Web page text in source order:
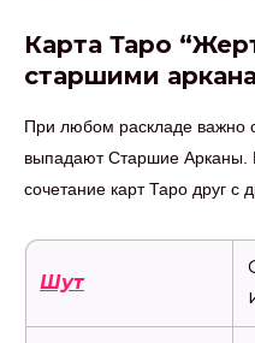
Карта Таро
старшими
При любом раскладе важно
выпадают Старшие Арканы.
сочетание карт Таро друг с
Шут